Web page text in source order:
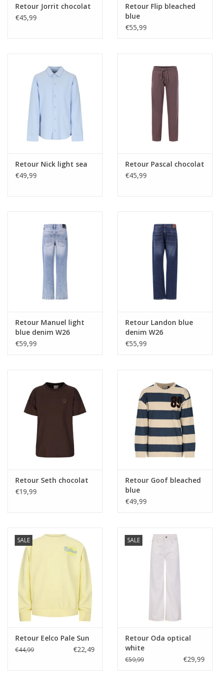
Retour Jorrit chocolat
€45,99
Retour Flip bleached
blue
€55,99
Retour Nick light sea
€49,99
Retour Pascal chocolat
€45,99
Retour Manuel light
blue denim W26
€59,99
Retour Landon blue
denim W26
€55,99
Retour Seth chocolat
€19,99
Retour Goof bleached
blue
€49,99
SALE
Retour Eelco Pale Sun
€44,99 €22,49
SALE
Retour Oda optical
white
€59,99 €29,99